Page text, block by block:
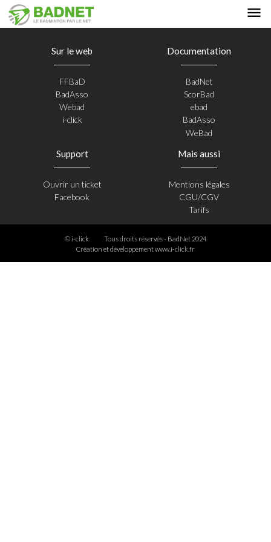
Sur le web
FFBaD
BadAsso
Webad
i-click
Documentation
BadNet
ScorBad
ebad
BadAsso
WeBad
Support
Ouvrir un ticket
Facebook
Mais aussi
Mentions légales
CGU/CGV
Tarifs
© i-click
Tous droits réservés - BadNet 2024
Création et développementwww.i-click.fr